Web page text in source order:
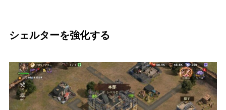
シェルターを強化する